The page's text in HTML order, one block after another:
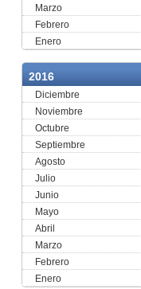
Marzo
Febrero
Enero
2016
Diciembre
Noviembre
Octubre
Septiembre
Agosto
Julio
Junio
Mayo
Abril
Marzo
Febrero
Enero